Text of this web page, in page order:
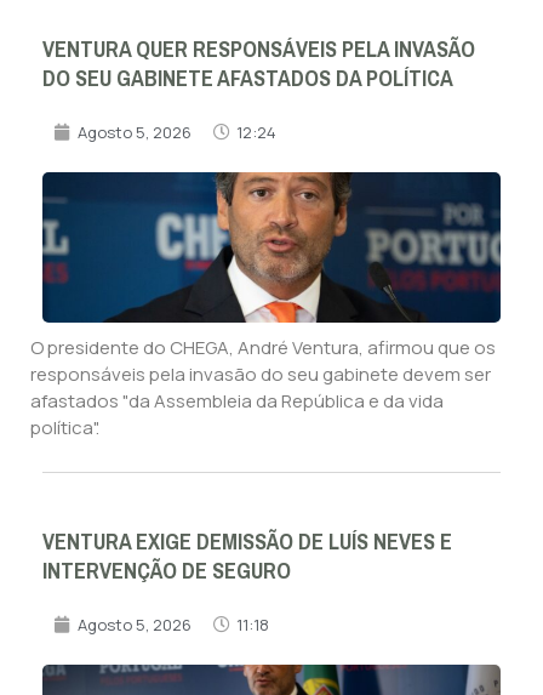
VENTURA QUER RESPONSÁVEIS PELA INVASÃO
DO SEU GABINETE AFASTADOS DA POLÍTICA
Agosto 5, 2026 12:24
O presidente do CHEGA, André Ventura, afirmou que os
responsáveis pela invasão do seu gabinete devem ser
afastados "da Assembleia da República e da vida
política".
VENTURA EXIGE DEMISSÃO DE LUÍS NEVES E
INTERVENÇÃO DE SEGURO
Agosto 5, 2026 11:18